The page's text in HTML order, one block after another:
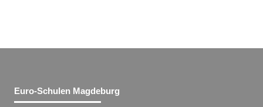
Euro-Schulen Magdeburg